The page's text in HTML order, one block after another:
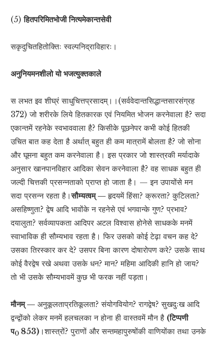
(5)हितपरिमितभोजी नित्यमेकान्तसेवी
सकृदुचितहितोक्तिः स्वल्पनिद्राविहारः।
अनुनियमनशीलो यो भजत्युक्तकाले
स लभत इव शीघ्रं साधुचित्तप्रसादम्।।(सर्ववेदान्तसिद्धान्तसारसंग्रह
372) जो शरीरके लिये हितकारक एवं नियमित भोजन करनेवाला है? सदा
एकान्तमें रहनेके स्वभाववाला है? किसीके पूछनेपर कभी कोई हितकी
उचित बात कह देता है अर्थात् बहुत ही कम मात्रामें बोलता है? जो सोना
और घूमना बहुत कम करनेवाला है। इस प्रकार जो शास्त्रकी मर्यादाके
अनुसार खानपानविहार आदिका सेवन करनेवाला है? वह साधक बहुत ही
जल्दी चित्तकी प्रसन्नताको प्राप्त हो जाता है। — इन उपायोंसे मन
सदा प्रसन्न रहता है।सौम्यत्वम् —हृदयमें हिंसा? क्रूरता? कुटिलता?
असहिष्णुता? द्वेष आदि भावोंके न रहनेसे एवं भगवान्के गुण? प्रभाव?
दयालुता? सर्वव्यापकता आदिपर अटल विश्वास होनेसे साधकके मनमें
स्वाभाविक ही सौम्यभाव रहता है। फिर उसको कोई टेढ़ा वचन कह दे?
उसका तिरस्कार कर दे? उसपर बिना कारण दोषारोपण करे? उसके साथ
कोई वैरद्वेष रखे अथवा उसके धन? मान? महिमा आदिकी हानि हो जाय?
तो भी उसके सौम्यभावमें कुछ भी फरक नहीं पड़ता।
मौनम् —अनुकूलताप्रतिकूलता? संयोगवियोग? रागद्वेष? सुखदुःख आदि
द्वन्द्वोंको लेकर मनमें हलचलका न होना ही वास्तवमें मौन है (टिप्पणी
प0 853) ।शास्त्रों? पुराणों और सन्तमहापुरुषोंकी वाणियोंका तथा उनके